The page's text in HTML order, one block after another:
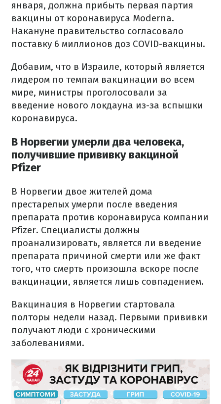
января, должна прибыть первая партия
вакцины от коронавируса Modernа.
Накануне правительство согласовало
поставку 6 миллионов доз COVID-вакцины.
Добавим, что в Израиле, который является
лидером по темпам вакцинации во всем
мире, министры проголосовали за
введение нового локдауна из-за вспышки
коронавируса.
В Норвегии умерли два человека,
получившие прививку вакциной
Pfizer
В Норвегии двое жителей дома
престарелых умерли после введения
препарата против коронавируса компании
Pfizer. Специалисты должны
проанализировать, является ли введение
препарата причиной смерти или же факт
того, что смерть произошла вскоре после
вакцинации, является лишь совпадением.
Вакцинация в Норвегии стартовала
полторы недели назад. Первыми прививки
получают люди с хроническими
заболеваниями.